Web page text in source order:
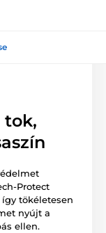
tok,
Protect
tökéletesen
nyújt a
ellen.